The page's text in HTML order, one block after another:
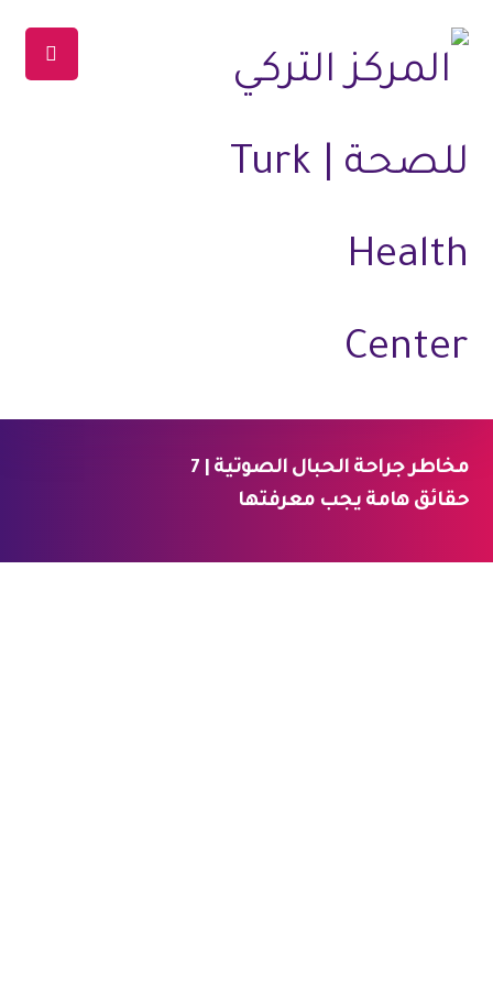
الرئيسية المدونة جراحة التجميل تجميل الصوت
مخاطر جراحة الحبال الصوتية | 7
حقائق هامة يجب معرفتها